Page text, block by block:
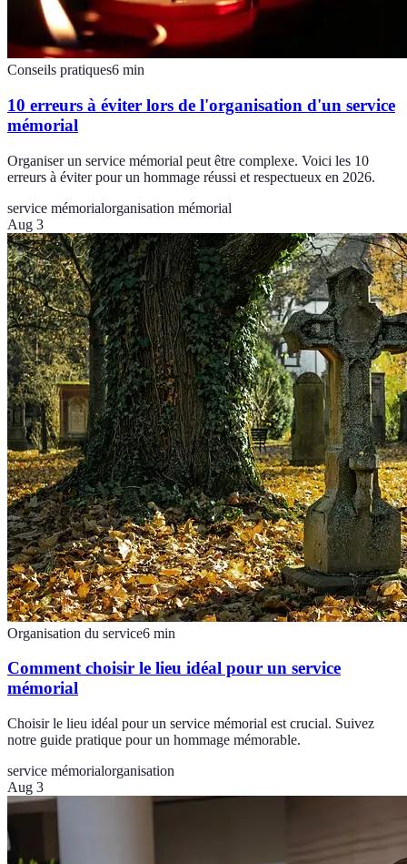
Conseils pratiques6 min
10 erreurs à éviter lors de l'organisation d'un service
mémorial
Organiser un service mémorial peut être complexe. Voici les 10
erreurs à éviter pour un hommage réussi et respectueux en 2026.
service mémorialorganisation mémorial
Aug 3
Organisation du service6 min
Comment choisir le lieu idéal pour un service
mémorial
Choisir le lieu idéal pour un service mémorial est crucial. Suivez
notre guide pratique pour un hommage mémorable.
service mémorialorganisation
Aug 3